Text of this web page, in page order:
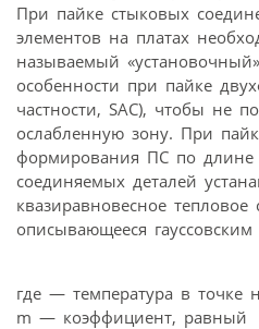
При пайке стыковых
элементов на платах
называемый
особенности при пайке
частности, SAС), чтобы не
ослабленную зону. При
формирования ПС по
соединяемых деталей
квазиравновесное тепловое
описывающееся
где — температура в точке
m — коэффициент, равный